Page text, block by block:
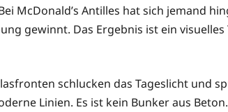
McDonald’s Antilles hat sich jemand
gewinnt. Das Ergebnis ist ein
schlucken das Tageslicht und
Linien. Es ist kein Bunker aus